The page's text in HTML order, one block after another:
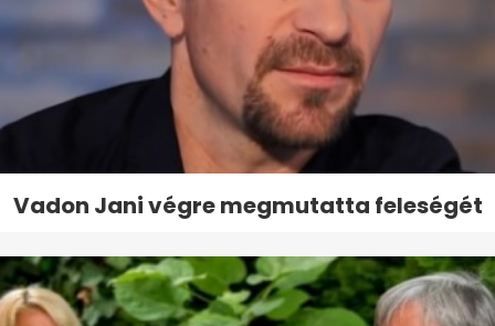
Vadon Jani végre megmutatta feleségét